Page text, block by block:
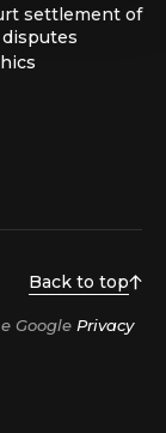
settlement of
Back to top
Google Privacy